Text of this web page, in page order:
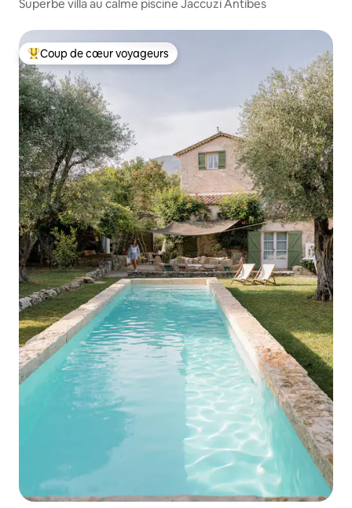
Superbe villa au calme piscine Jaccuzi Antibes
Coups de cœur voyageurs les plus appréciés
Coup de cœur voyageurs